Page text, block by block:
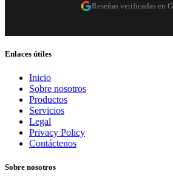
Reseñas verificadas en
Enlaces útiles
Inicio
Sobre nosotros
Productos
Servicios
Legal
Privacy Policy
Contáctenos
Sobre nosotros